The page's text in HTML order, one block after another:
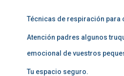
Técnicas de respiración para
Atención padres algunos
emocional de vuestros
Tu espacio seguro.